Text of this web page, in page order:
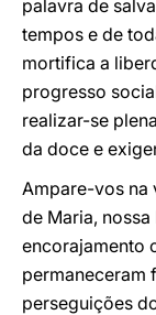
palavra de
tempos e de
mortifica a
progresso
realizar-se
da doce e
Ampare-vos na
de Maria,
encorajamento
permaneceram
perseguições